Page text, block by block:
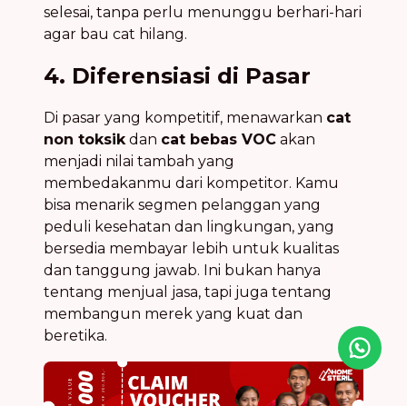
selesai, tanpa perlu menunggu berhari-hari
agar bau cat hilang.
4. Diferensiasi di Pasar
Di pasar yang kompetitif, menawarkan cat
non toksik dan cat bebas VOC akan
menjadi nilai tambah yang
membedakanmu dari kompetitor. Kamu
bisa menarik segmen pelanggan yang
peduli kesehatan dan lingkungan, yang
bersedia membayar lebih untuk kualitas
dan tanggung jawab. Ini bukan hanya
tentang menjual jasa, tapi juga tentang
membangun merek yang kuat dan
beretika.
Icon